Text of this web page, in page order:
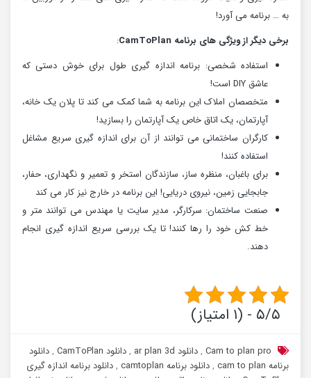
به … برنامه می آورد!
برخی دیگر از ویژگی های برنامه CamToPlan
:
استفاده شخصی: برنامه اندازه گیری طول برای خوش دستی که
عاشق DIY است!
متخصصان املاک این برنامه به شما کمک می کند تا پلان یک خانه،
آپارتمان، یک اتاق خاص یک آپارتمان را بسازید!
کارگران ساختمانی می توانند از آن برای اندازه گیری سریع مشاغل
استفاده کنند!
برای باغبان، منظره ساز، سازندگان استخر و تعمیر و نگهداری، حفار،
جابجایی زمین، نیروی دریایی! این برنامه در خارج نیز کار می کند
صنعت ساختمان: سرکارگر، مدیر سایت یا مهندس می توانند متر و
خط کش خود را رها کنند! تا یک بررسی سریع اندازه گیری انجام
دهند.
۵/۵ - (۱ امتیاز)
Cam to plan pro
,دانلود ar plan 3d ,دانلود CamToPlan ,دانلود
برنامه cam to plan
,دانلود برنامه camtoplan ,دانلود برنامه اندازه گیری